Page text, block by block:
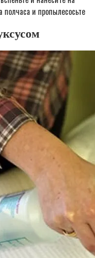
полчаса и пропылесосьте